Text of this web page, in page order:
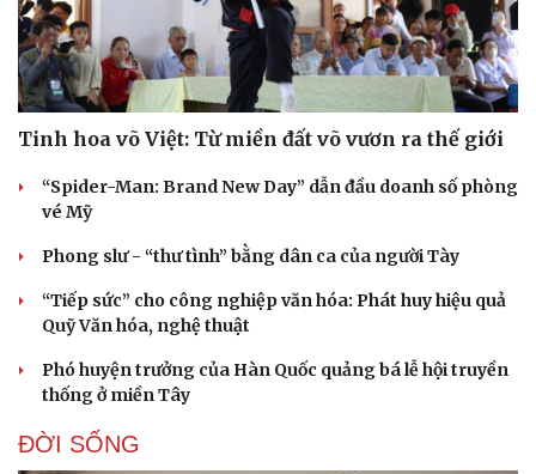
Tinh hoa võ Việt: Từ miền đất võ vươn ra thế giới
“Spider-Man: Brand New Day” dẫn đầu doanh số phòng
vé Mỹ
Phong slư - “thư tình” bằng dân ca của người Tày
“Tiếp sức” cho công nghiệp văn hóa: Phát huy hiệu quả
Quỹ Văn hóa, nghệ thuật
Phó huyện trưởng của Hàn Quốc quảng bá lễ hội truyền
thống ở miền Tây
ĐỜI SỐNG